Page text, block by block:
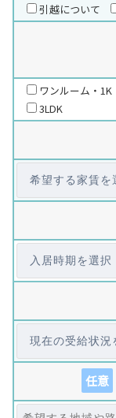
引越について
ワンルーム・1K
3LDK
任意